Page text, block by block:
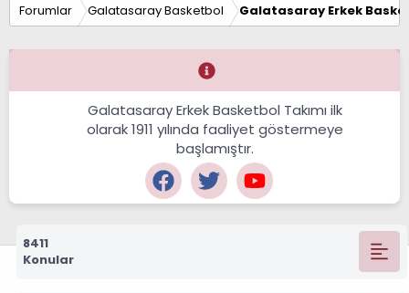
Forumlar Galatasaray Basketbol Galatasaray Erkek
Galatasaray Erkek Basketbol Takımı ilk
olarak 1911 yılında faaliyet göstermeye
başlamıştır.
8411
Konular